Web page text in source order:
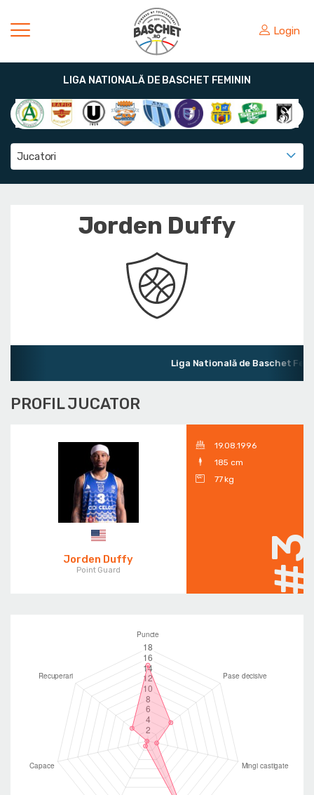
Login
LIGA NATIONALĂ DE BASCHET FEMININ
Jucatori
Jorden Duffy
Liga Natională de Baschet
PROFIL JUCATOR
Jorden Duffy
Point Guard
19.08.1996
185 cm
77 kg